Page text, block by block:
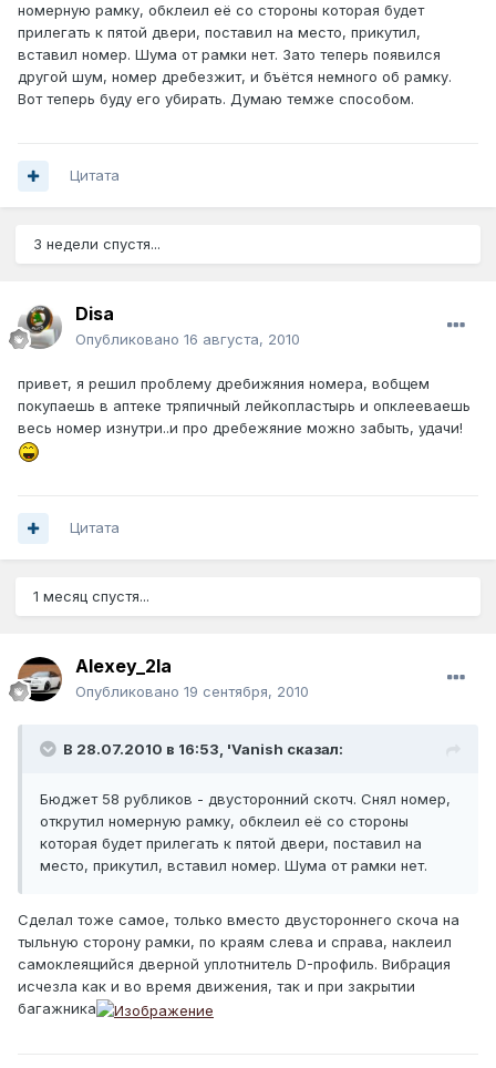
номерную рамку, обклеил её со стороны которая будет
прилегать к пятой двери, поставил на место, прикутил,
вставил номер. Шума от рамки нет. Зато теперь появился
другой шум, номер дребезжит, и бъётся немного об рамку.
Вот теперь буду его убирать. Думаю темже способом.
Цитата
3 недели спустя...
Disa
Опубликовано 16 августа, 2010
привет, я решил проблему дребижяния номера, вобщем
покупаешь в аптеке тряпичный лейкопластырь и опклееваешь
весь номер изнутри..и про дребежяние можно забыть, удачи!
Цитата
1 месяц спустя...
Alexey_2la
Опубликовано 19 сентября, 2010
В 28.07.2010 в 16:53, 'Vanish сказал:
Бюджет 58 рубликов - двусторонний скотч. Снял номер,
открутил номерную рамку, обклеил её со стороны
которая будет прилегать к пятой двери, поставил на
место, прикутил, вставил номер. Шума от рамки нет.
Сделал тоже самое, только вместо двустороннего скоча на
тыльную сторону рамки, по краям слева и справа, наклеил
самоклеящийся дверной уплотнитель D-профиль. Вибрация
исчезла как и во время движения, так и при закрытии
багажника